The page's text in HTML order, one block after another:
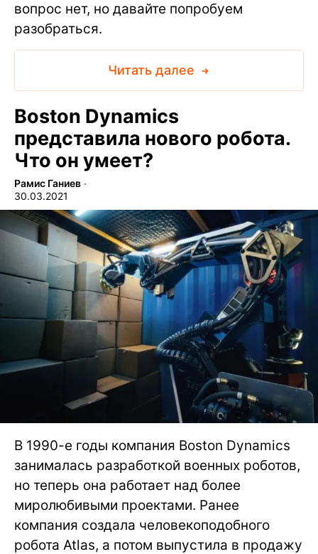
вопрос нет, но давайте попробуем
разобраться.
Читать далее
Boston Dynamics
представила нового робота.
Что он умеет?
Рамис Ганиев ∙
30.03.2021
В 1990-е годы компания Boston Dynamics
занималась разработкой военных роботов,
но теперь она работает над более
миролюбивыми проектами. Ранее
компания создала человекоподобного
робота Atlas, а потом выпустила в продажу